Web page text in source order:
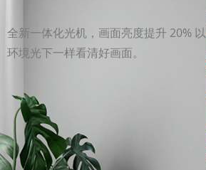
全新一体化光机，画面亮度提升 20%
环境光下一样看清好画面。